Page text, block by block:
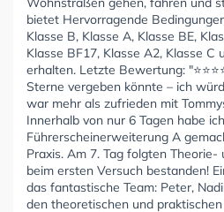
bietet Hervorragende
Klasse B, Klasse A, Klasse BE,
Klasse BF17, Klasse A2, Klasse C
erhalten. Letzte Bewertung:
Sterne vergeben könnte – ich
war mehr als zufrieden mit
Innerhalb von nur 6 Tagen habe
Führerscheinerweiterung A
Praxis. Am 7. Tag folgten
beim ersten Versuch bestanden!
das fantastische Team: Peter,
den theoretischen und